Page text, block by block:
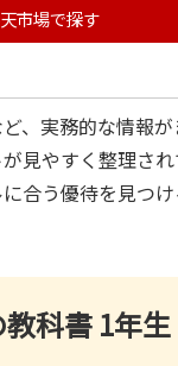
市場で探す
実務的な情報が
見やすく整理さ
合う優待を見つ
科書 1年生